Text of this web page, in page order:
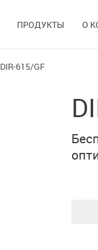
ПРОДУКТЫ О
DIR-615/GF